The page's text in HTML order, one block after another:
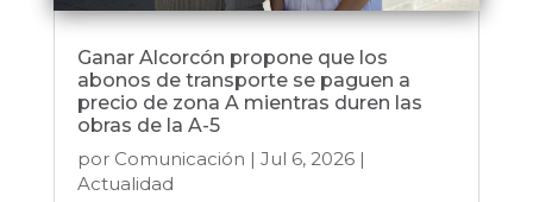
Ganar Alcorcón propone que los
abonos de transporte se paguen a
precio de zona A mientras duren las
obras de la A-5
por Comunicación | Jul 6, 2026|
Actualidad